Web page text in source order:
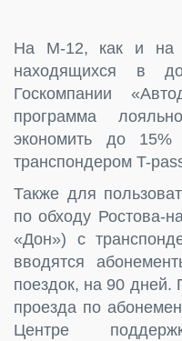
На М-12, как и на
находящихся в
Госкомпании
программа
экономить до
транспондером T-
Также для
по обходу Ростова-
«Дон») с
вводятся
поездок, на 90 дней.
проезда по
Центре